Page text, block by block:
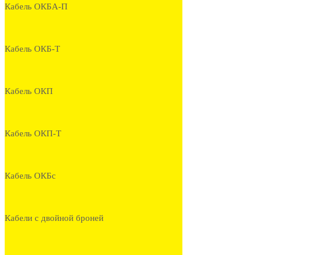
Кабель ОКБА-П
Кабель ОКБ-Т
Кабель ОКП
Кабель ОКП-Т
Кабель ОКБс
Кабели с двойной броней